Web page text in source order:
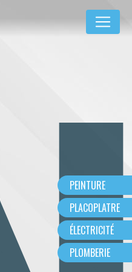
PEINTURE
PLACOPLATRE
ÉLECTRICITÉ
PLOMBERIE